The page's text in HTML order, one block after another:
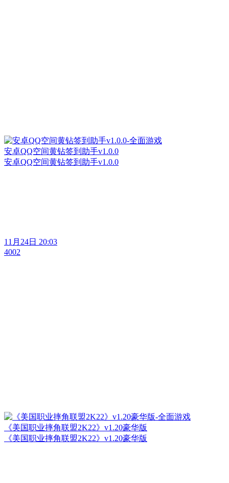
安卓QQ空间黄钻签到助手v1.0.0
安卓QQ空间黄钻签到助手v1.0.0
11月24日 20:03
4002
《美国职业摔角联盟2K22》v1.20豪华版
《美国职业摔角联盟2K22》v1.20豪华版